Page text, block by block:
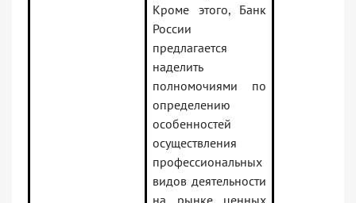
Кроме этого, Банк
России
предлагается
наделить
полномочиями по
определению
особенностей
осуществления
профессиональных
видов деятельности